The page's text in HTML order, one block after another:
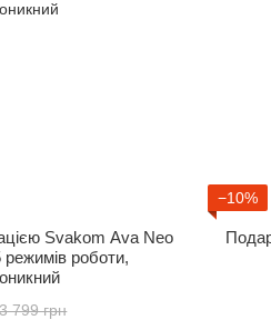
Svakom Ava Neo
роботи,
3 799 грн
−10%